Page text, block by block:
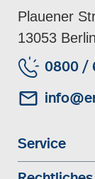
Plauener
13053 Berlin
0800 /
Service